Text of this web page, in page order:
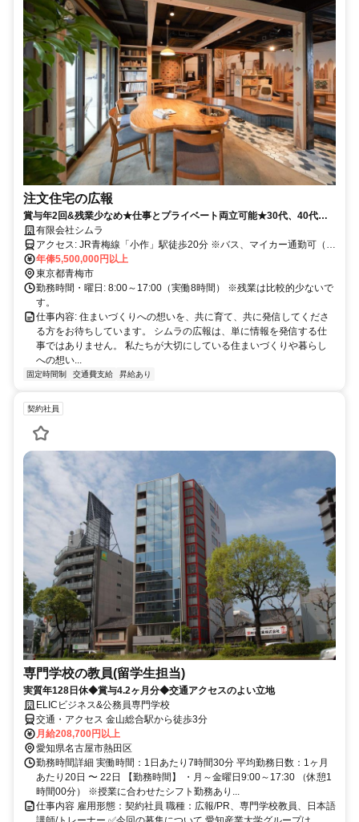
注文住宅の広報
賞与年2回&残業少なめ★仕事とプライベート両立可能★30代、40代活
躍中有限会社シムラ
アクセス: JR青梅線「小作」駅徒歩20分 ※バス、マイカー通勤可（無
料の社員駐車場あり）
年俸5,500,000円以上
東京都青梅市
勤務時間・曜日: 8:00～17:00（実働8時間） ※残業は比較的少ないで
す。
仕事内容: 住まいづくりへの想いを、共に育て、共に発信してくださ
る方をお待ちしています。 シムラの広報は、単に情報を発信する仕
事ではありません。 私たちが大切にしている住まいづくりや暮らし
への想い...
固定時間制 交通費支給 昇給あり
契約社員
専門学校の教員(留学生担当)
実質年128日休◆賞与4.2ヶ月分◆交通アクセスのよい立地
ELICビジネス&公務員専門学校
交通・アクセス 金山総合駅から徒歩3分
月給208,700円以上
愛知県名古屋市熱田区
勤務時間詳細 実働時間：1日あたり7時間30分 平均勤務日数：1ヶ月
あたり20日 〜 22日 【勤務時間】 ・月～金曜日9:00～17:30 （休憩1
時間00分） ※授業に合わせたシフト勤務あり...
仕事内容 雇用形態：契約社員 職種：広報/PR、専門学校教員、日本語